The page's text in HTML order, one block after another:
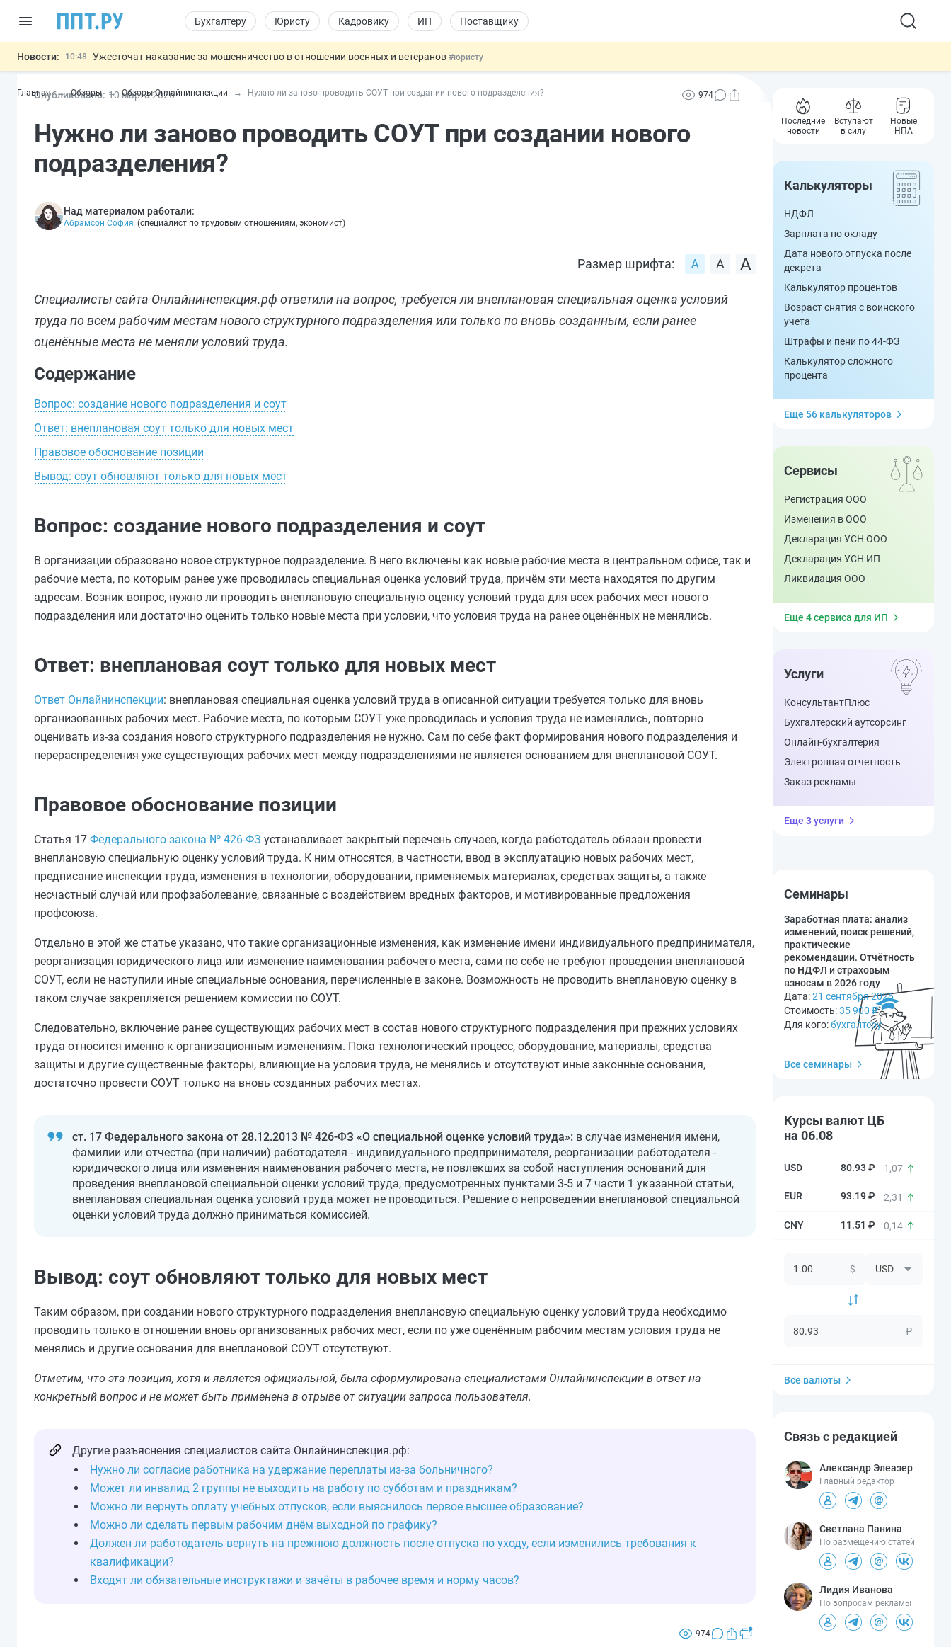
Бухгалтеру Юристу Кадровику ИП Поставщику
Новости: 10:48 Ужесточат наказание за мошенничество в отношении военных и ветеранов #юристу
09:13 ЕГЭ могут отменить и заменить государственной итоговой аттестацией#физлицу
06.08
Важно Обеспечительный платёж СПОТ могут заменить банковской гарантией#бухгалтеру
Главная Обзоры Обзоры Онлайнинспекции Нужно ли заново проводить СОУТ при создании нового подразделения?
Опубликовано: 10 марта2026 974
Нужно ли заново проводить СОУТ при создании нового
подразделения?
Над материалом работали:
Абрамсон София (специалист по трудовым отношениям, экономист)
Размер шрифта:
Специалисты сайта Онлайнинспекция.рф ответили на вопрос, требуется ли внеплановая специальная оценка условий
труда по всем рабочим местам нового структурного подразделения или только по вновь созданным, если ранее
оценённые места не меняли условий труда.
Содержание
Вопрос: создание нового подразделения и соут
Ответ: внеплановая соут только для новых мест
Правовое обоснование позиции
Вывод: соут обновляют только для новых мест
Вопрос: создание нового подразделения и соут
В организации образовано новое структурное подразделение. В него включены как новые рабочие места в центральном офисе, так и
рабочие места, по которым ранее уже проводилась специальная оценка условий труда, причём эти места находятся по другим
адресам. Возник вопрос, нужно ли проводить внеплановую специальную оценку условий труда для всех рабочих мест нового
подразделения или достаточно оценить только новые места при условии, что условия труда на ранее оценённых не менялись.
Ответ: внеплановая соут только для новых мест
Ответ Онлайнинспекции: внеплановая специальная оценка условий труда в описанной ситуации требуется только для вновь
организованных рабочих мест. Рабочие места, по которым СОУТ уже проводилась и условия труда не изменялись, повторно
оценивать из‑за создания нового структурного подразделения не нужно. Сам по себе факт формирования нового подразделения и
перераспределения уже существующих рабочих мест между подразделениями не является основанием для внеплановой СОУТ.
Правовое обоснование позиции
Статья 17 Федерального закона № 426‑ФЗ устанавливает закрытый перечень случаев, когда работодатель обязан провести
внеплановую специальную оценку условий труда. К ним относятся, в частности, ввод в эксплуатацию новых рабочих мест,
предписание инспекции труда, изменения в технологии, оборудовании, применяемых материалах, средствах защиты, а также
несчастный случай или профзаболевание, связанные с воздействием вредных факторов, и мотивированные предложения
профсоюза.
Отдельно в этой же статье указано, что такие организационные изменения, как изменение имени индивидуального предпринимателя,
реорганизация юридического лица или изменение наименования рабочего места, сами по себе не требуют проведения внеплановой
СОУТ, если не наступили иные специальные основания, перечисленные в законе. Возможность не проводить внеплановую оценку в
таком случае закрепляется решением комиссии по СОУТ.
Следовательно, включение ранее существующих рабочих мест в состав нового структурного подразделения при прежних условиях
труда относится именно к организационным изменениям. Пока технологический процесс, оборудование, материалы, средства
защиты и другие существенные факторы, влияющие на условия труда, не менялись и отсутствуют иные законные основания,
достаточно провести СОУТ только на вновь созданных рабочих местах.
ст. 17 Федерального закона от 28.12.2013 № 426-ФЗ «О специальной оценке условий труда»: в случае изменения имени,
фамилии или отчества (при наличии) работодателя - индивидуального предпринимателя, реорганизации работодателя -
юридического лица или изменения наименования рабочего места, не повлекших за собой наступления оснований для
проведения внеплановой специальной оценки условий труда, предусмотренных пунктами 3-5 и 7 части 1 указанной статьи,
внеплановая специальная оценка условий труда может не проводиться. Решение о непроведении внеплановой специальной
оценки условий труда должно приниматься комиссией.
Вывод: соут обновляют только для новых мест
Таким образом, при создании нового структурного подразделения внеплановую специальную оценку условий труда необходимо
проводить только в отношении вновь организованных рабочих мест, если по уже оценённым рабочим местам условия труда не
менялись и другие основания для внеплановой СОУТ отсутствуют.
Отметим, что эта позиция, хотя и является официальной, была сформулирована специалистами Онлайнинспекции в ответ на
конкретный вопрос и не может быть применена в отрыве от ситуации запроса пользователя.
Другие разъяснения специалистов сайта Онлайнинспекция.рф:
Нужно ли согласие работника на удержание переплаты из‑за больничного?
Может ли инвалид 2 группы не выходить на работу по субботам и праздникам?
Можно ли вернуть оплату учебных отпусков, если выяснилось первое высшее образование?
Можно ли сделать первым рабочим днём выходной по графику?
Должен ли работодатель вернуть на прежнюю должность после отпуска по уходу, если изменились требования к
квалификации?
Входят ли обязательные инструктажи и зачёты в рабочее время и норму часов?
974
Последние
новости
Вступают
в силу
Новые
НПА
Калькуляторы
НДФЛ
Зарплата по окладу
Дата нового отпуска после
декрета
Калькулятор процентов
Возраст снятия с воинского
учета
Штрафы и пени по 44-ФЗ
Калькулятор сложного
процента
Еще 56 калькуляторов
Сервисы
Регистрация ООО
Изменения в ООО
Декларация УСН ООО
Декларация УСН ИП
Ликвидация ООО
Еще 4 сервиса для ИП
Услуги
КонсультантПлюс
Бухгалтерский аутсорсинг
Онлайн-бухгалтерия
Электронная отчетность
Заказ рекламы
Еще 3 услуги
Семинары
Заработная плата: анализ
изменений, поиск решений,
практические
рекомендации. Отчётность
по НДФЛ и страховым
взносам в 2026 году
Дата:21 сентября 2026
Стоимость:35 900 ₽
Для кого:бухгалтеру
Все семинары
Курсы валют ЦБ
на 06.08
80.93 ₽ 1,07
93.19 ₽ 2,31
11.51 ₽ 0,14
$
₽
Все валюты
Связь с редакцией
Александр Элеазер
Главный редактор
Светлана Панина
По размещению статей
Лидия Иванова
По вопросам рекламы